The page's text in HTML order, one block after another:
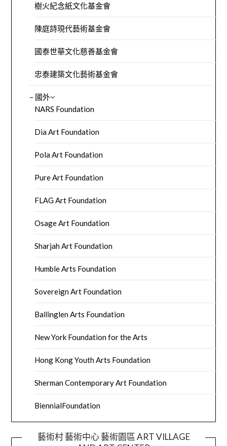
樹火紀念紙文化基金會
陳庭詩現代藝術基金會
國泰世華文化慈善基金會
忠泰建築文化藝術基金會
– 國外
NARS Foundation
Dia Art Foundation
Pola Art Foundation
Pure Art Foundation
FLAG Art Foundation
Osage Art Foundation
Sharjah Art Foundation
Humble Arts Foundation
Sovereign Art Foundation
Ballinglen Arts Foundation
New York Foundation for the Arts
Hong Kong Youth Arts Foundation
Sherman Contemporary Art Foundation
BiennialFoundation
藝術村 藝術中心 藝術園區 ART VILLAGE